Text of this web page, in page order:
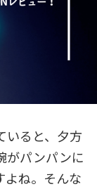
いると、夕方
がパンパンに
よね。そんな